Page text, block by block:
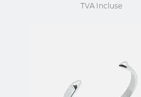
TVA Incluse